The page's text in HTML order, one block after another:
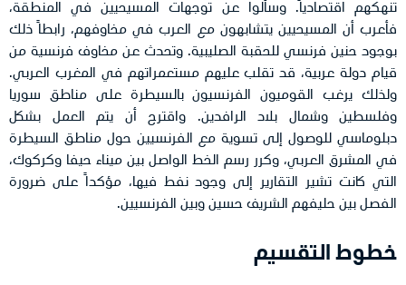
تنهكهم اقتصادياً. وسألوا عن توجهات المسيحيين في المنطقة،
فأعرب أن المسيحيين يتشابهون مع العرب في مخاوفهم، رابطاً ذلك
بوجود حنين فرنسي للحقبة الصليبية. وتحدث عن مخاوف فرنسية من
قيام دولة عربية، قد تقلب عليهم مستعمراتهم في المغرب العربي.
ولذلك يرغب القوميون الفرنسيون بالسيطرة على مناطق سوريا
وفلسطين وشمال بلاد الرافدين. واقترح أن يتم العمل بشكل
دبلوماسي للوصول إلى تسوية مع الفرنسيين حول مناطق السيطرة
في المشرق العربي، وكرر رسم الخط الواصل بين ميناء حيفا وكركوك،
التي كانت تشير التقارير إلى وجود نفط فيها، مؤكداً على ضرورة
الفصل بين حليفهم الشريف حسين وبين الفرنسيين.
خطوط التقسيم